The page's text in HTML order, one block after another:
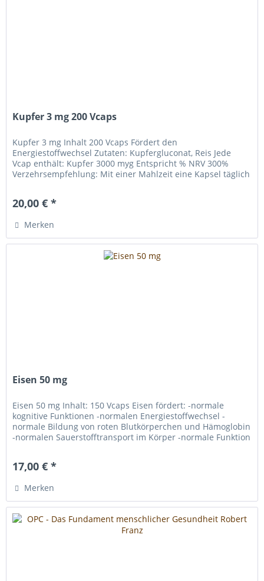
Kupfer 3 mg 200 Vcaps
Kupfer 3 mg Inhalt 200 Vcaps Fördert den
Energiestoffwechsel Zutaten: Kupfergluconat, Reis Jede
Vcap enthält: Kupfer 3000 myg Entspricht % NRV 300%
Verzehrsempfehlung: Mit einer Mahlzeit eine Kapsel täglich
20,00 € *
Merken
Eisen 50 mg
Eisen 50 mg Inhalt: 150 Vcaps Eisen fördert: -normale
kognitive Funktionen -normalen Energiestoffwechsel -
normale Bildung von roten Blutkörperchen und Hämoglobin
-normalen Sauerstofftransport im Körper -normale Funktion
17,00 € *
Merken